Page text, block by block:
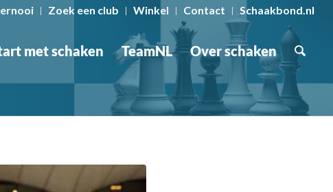
Zoek een club Winkel Contact Schaakbond.nl
met schaken TeamNL Over schaken